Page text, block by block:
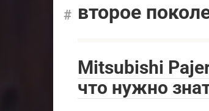
второе
Mitsubishi
что нужно